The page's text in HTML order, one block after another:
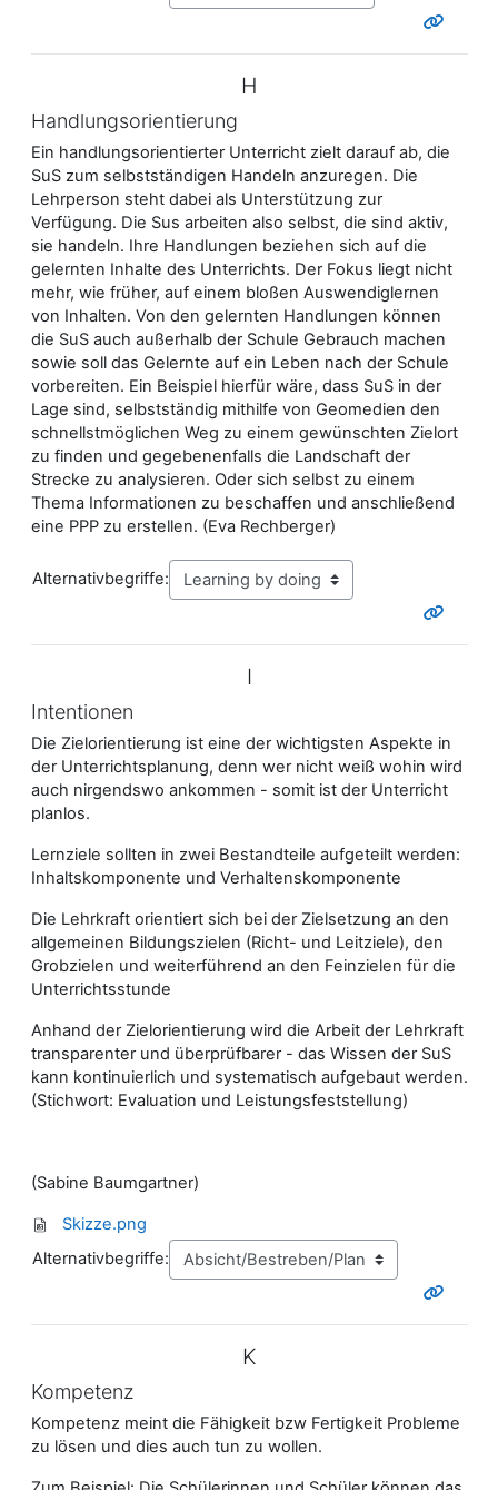
H
Handlungsorientierung
Ein handlungsorientierter Unterricht zielt darauf ab, die
SuS zum selbstständigen Handeln anzuregen. Die
Lehrperson steht dabei als Unterstützung zur
Verfügung. Die Sus arbeiten also selbst, die sind aktiv,
sie handeln. Ihre Handlungen beziehen sich auf die
gelernten Inhalte des Unterrichts. Der Fokus liegt nicht
mehr, wie früher, auf einem bloßen Auswendiglernen
von Inhalten. Von den gelernten Handlungen können
die SuS auch außerhalb der Schule Gebrauch machen
sowie soll das Gelernte auf ein Leben nach der Schule
vorbereiten. Ein Beispiel hierfür wäre, dass SuS in der
Lage sind, selbstständig mithilfe von Geomedien den
schnellstmöglichen Weg zu einem gewünschten Zielort
zu finden und gegebenenfalls die Landschaft der
Strecke zu analysieren. Oder sich selbst zu einem
Thema Informationen zu beschaffen und anschließend
eine PPP zu erstellen. (Eva Rechberger)
Alternativbegriffe:
I
Intentionen
Die Zielorientierung ist eine der wichtigsten Aspekte in
der Unterrichtsplanung, denn wer nicht weiß wohin wird
auch nirgendswo ankommen - somit ist der Unterricht
planlos.
Lernziele sollten in zwei Bestandteile aufgeteilt werden:
Inhaltskomponente und Verhaltenskomponente
Die Lehrkraft orientiert sich bei der Zielsetzung an den
allgemeinen Bildungszielen (Richt- und Leitziele), den
Grobzielen und weiterführend an den Feinzielen für die
Unterrichtsstunde
Anhand der Zielorientierung wird die Arbeit der Lehrkraft
transparenter und überprüfbarer - das Wissen der SuS
kann kontinuierlich und systematisch aufgebaut werden.
(Stichwort: Evaluation und Leistungsfeststellung)
(Sabine Baumgartner)
Skizze.png
Alternativbegriffe:
K
Kompetenz
Kompetenz meint die Fähigkeit bzw Fertigkeit Probleme
zu lösen und dies auch tun zu wollen.